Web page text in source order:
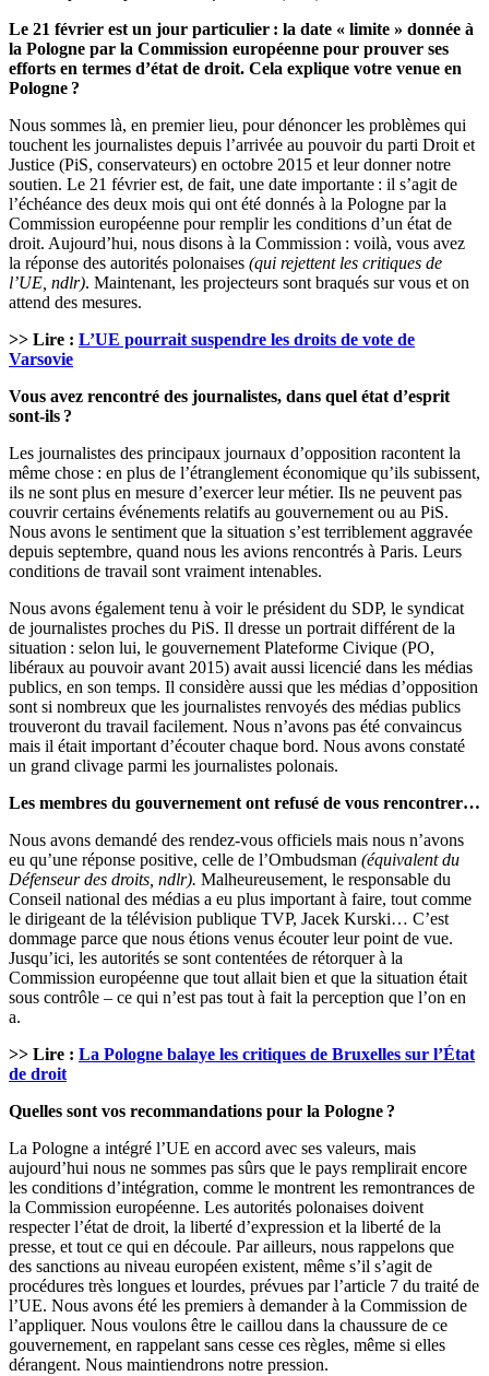
Le 21 février est un jour particulier : la date « limite » donnée à
la Pologne par la Commission européenne pour prouver ses
efforts en termes d’état de droit. Cela explique votre venue en
Pologne ?
Nous sommes là, en premier lieu, pour dénoncer les problèmes qui
touchent les journalistes depuis l’arrivée au pouvoir du parti Droit et
Justice (PiS, conservateurs) en octobre 2015 et leur donner notre
soutien. Le 21 février est, de fait, une date importante : il s’agit de
l’échéance des deux mois qui ont été donnés à la Pologne par la
Commission européenne pour remplir les conditions d’un état de
droit. Aujourd’hui, nous disons à la Commission : voilà, vous avez
la réponse des autorités polonaises (qui rejettent les critiques de
l’UE, ndlr). Maintenant, les projecteurs sont braqués sur vous et on
attend des mesures.
>> Lire : L’UE pourrait suspendre les droits de vote de
Varsovie
Vous avez rencontré des journalistes, dans quel état d’esprit
sont-ils ?
Les journalistes des principaux journaux d’opposition racontent la
même chose : en plus de l’étranglement économique qu’ils subissent,
ils ne sont plus en mesure d’exercer leur métier. Ils ne peuvent pas
couvrir certains événements relatifs au gouvernement ou au PiS.
Nous avons le sentiment que la situation s’est terriblement aggravée
depuis septembre, quand nous les avions rencontrés à Paris. Leurs
conditions de travail sont vraiment intenables.
Nous avons également tenu à voir le président du SDP, le syndicat
de journalistes proches du PiS. Il dresse un portrait différent de la
situation : selon lui, le gouvernement Plateforme Civique (PO,
libéraux au pouvoir avant 2015) avait aussi licencié dans les médias
publics, en son temps. Il considère aussi que les médias d’opposition
sont si nombreux que les journalistes renvoyés des médias publics
trouveront du travail facilement. Nous n’avons pas été convaincus
mais il était important d’écouter chaque bord. Nous avons constaté
un grand clivage parmi les journalistes polonais.
Les membres du gouvernement ont refusé de vous rencontrer…
Nous avons demandé des rendez-vous officiels mais nous n’avons
eu qu’une réponse positive, celle de l’Ombudsman (équivalent du
Défenseur des droits, ndlr). Malheureusement, le responsable du
Conseil national des médias a eu plus important à faire, tout comme
le dirigeant de la télévision publique TVP, Jacek Kurski… C’est
dommage parce que nous étions venus écouter leur point de vue.
Jusqu’ici, les autorités se sont contentées de rétorquer à la
Commission européenne que tout allait bien et que la situation était
sous contrôle – ce qui n’est pas tout à fait la perception que l’on en
a.
>> Lire : La Pologne balaye les critiques de Bruxelles sur l’État
de droit
Quelles sont vos recommandations pour la Pologne ?
La Pologne a intégré l’UE en accord avec ses valeurs, mais
aujourd’hui nous ne sommes pas sûrs que le pays remplirait encore
les conditions d’intégration, comme le montrent les remontrances de
la Commission européenne. Les autorités polonaises doivent
respecter l’état de droit, la liberté d’expression et la liberté de la
presse, et tout ce qui en découle. Par ailleurs, nous rappelons que
des sanctions au niveau européen existent, même s’il s’agit de
procédures très longues et lourdes, prévues par l’article 7 du traité de
l’UE. Nous avons été les premiers à demander à la Commission de
l’appliquer. Nous voulons être le caillou dans la chaussure de ce
gouvernement, en rappelant sans cesse ces règles, même si elles
dérangent. Nous maintiendrons notre pression.